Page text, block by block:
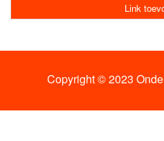
Link
Copyright © 2023